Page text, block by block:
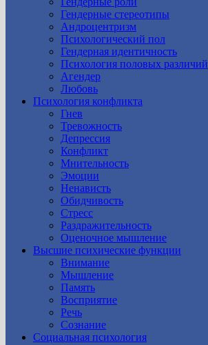
Гендерные стереотипы
Андроцентризм
Психологический пол
Гендерная идентичность
Психология половых различий
Агендер
Любовь
Психология конфликта
Гнев
Тревожность
Депрессия
Конфликт
Мнительность
Эмоции
Ненависть
Обидчивость
Стресс
Раздражительность
Оценочное мышление
Высшие психические функции
Внимание
Мышление
Память
Восприятие
Речь
Сознание
Социальная психология